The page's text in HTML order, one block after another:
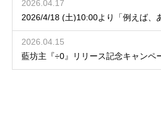
2026.04.17
2026.04.15